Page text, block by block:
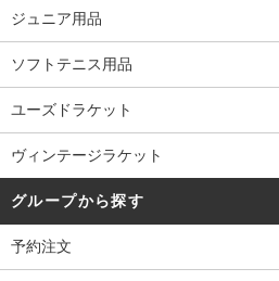
ジュニア用品
ソフトテニス用品
ユーズドラケット
ヴィンテージラケット
グループから探す
予約注文